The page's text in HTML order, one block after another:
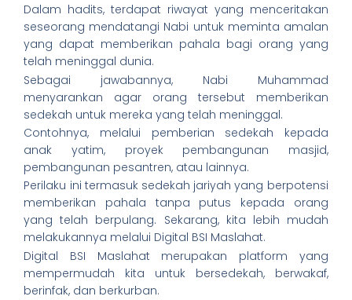
Dalam hadits, terdapat riwayat yang menceritakan
seseorang mendatangi Nabi untuk meminta amalan
yang dapat memberikan pahala bagi orang yang
telah meninggal dunia.
Sebagai jawabannya, Nabi Muhammad
menyarankan agar orang tersebut memberikan
sedekah untuk mereka yang telah meninggal.
Contohnya, melalui pemberian sedekah kepada
anak yatim, proyek pembangunan masjid,
pembangunan pesantren, atau lainnya.
Perilaku ini termasuk sedekah jariyah yang berpotensi
memberikan pahala tanpa putus kepada orang
yang telah berpulang. Sekarang, kita lebih mudah
melakukannya melalui Digital BSI Maslahat.
Digital BSI Maslahat merupakan platform yang
mempermudah kita untuk bersedekah, berwakaf,
berinfak, dan berkurban.